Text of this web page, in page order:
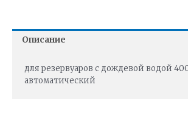
Описание
для резервуаров с дождевой водой
автоматический